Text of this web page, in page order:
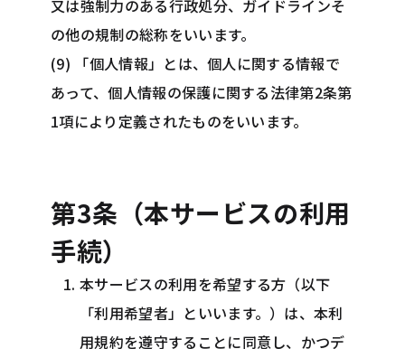
又は強制力のある行政処分、ガイドラインそ
の他の規制の総称をいいます。
(9) 「個人情報」とは、個人に関する情報で
あって、個人情報の保護に関する法律第2条第
1項により定義されたものをいいます。
第3条（本サービスの利用
手続）
本サービスの利用を希望する方（以下
「利用希望者」といいます。）は、本利
用規約を遵守することに同意し、かつデ